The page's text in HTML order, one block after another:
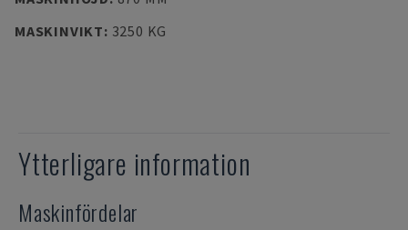
MASKINVIKT: 3250 KG
Ytterligare information
Maskinfördelar